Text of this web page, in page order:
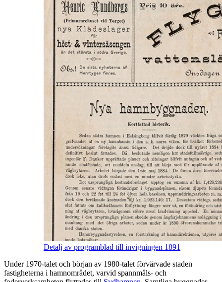
Detalj av programblad till invigningen 1891
Under 1970-talet och början av 1980-talet förvärvade staden
fastigheterna i hamnområdet, varvid spannmåls- och